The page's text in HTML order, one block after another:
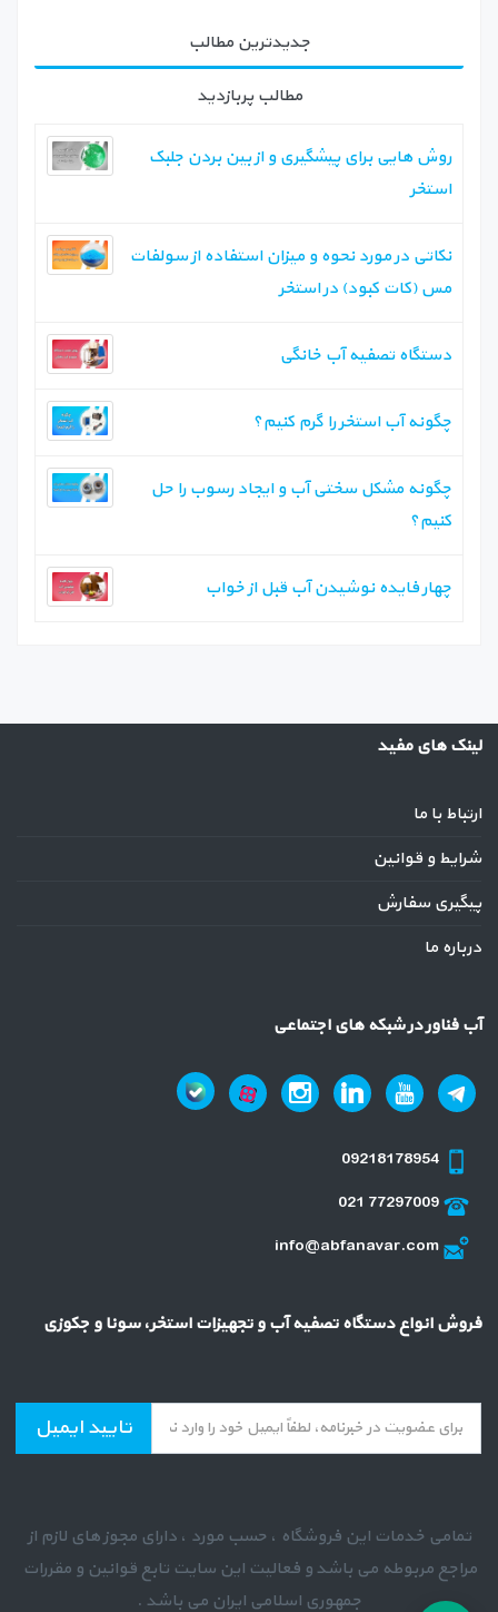
جدیدترین مطالب
مطالب پربازدید
روش هایی برای پیشگیری و از بین بردن جلبک
استخر
نکاتی در مورد نحوه و میزان استفاده از سولفات
مس (کات کبود) در استخر
دستگاه تصفیه آب خانگی
چگونه آب استخر را گرم کنیم؟
چگونه مشکل سختی آب و ایجاد رسوب را حل
کنیم؟
چهار فایده نوشیدن آب قبل از خواب
لینک های مفید
ارتباط با ما
شرایط و قوانین
پیگیری سفارش
درباره ما
آب فناور در شبکه های اجتماعی
09218178954
021 77297009
info@abfanavar.com
فروش انواع دستگاه تصفیه آب و تجهیزات استخر، سونا و جکوزی
تایید ایمیل
تمامی خدمات این فروشگاه ، حسب مورد ، دارای مجوز های لازم از
مراجع مربوطه می باشد و فعالیت این سایت تابع قوانین و مقررات
جمهوری اسلامی ایران می باشد .